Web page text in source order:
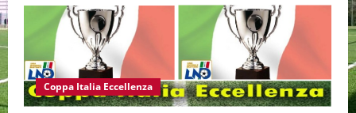
Coppa Italia Eccellenza